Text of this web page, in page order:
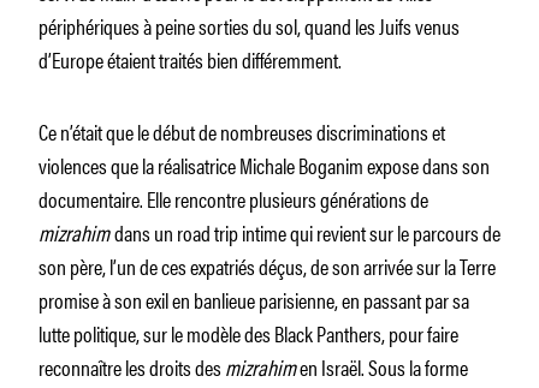
périphériques à peine sorties du sol, quand les Juifs venus
d’Europe étaient traités bien différemment.
Ce n’était que le début de nombreuses discriminations et
violences que la réalisatrice Michale Boganim expose dans son
documentaire. Elle rencontre plusieurs générations de
mizrahimdans un road trip intime qui revient sur le parcours de
son père, l’un de ces expatriés déçus, de son arrivée sur la Terre
promise à son exil en banlieue parisienne, en passant par sa
lutte politique, sur le modèle des Black Panthers, pour faire
reconnaître les droits desmizrahimen Israël. Sous la forme